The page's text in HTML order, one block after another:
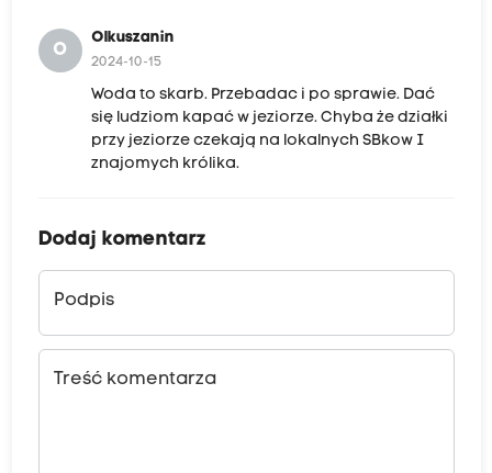
O
Olkuszanin
2024-10-15
Woda to skarb. Przebadac i po sprawie. Dać
się ludziom kapać w jeziorze. Chyba że działki
przy jeziorze czekają na lokalnych SBkow I
znajomych królika.
Dodaj komentarz
Podpis
Treść komentarza